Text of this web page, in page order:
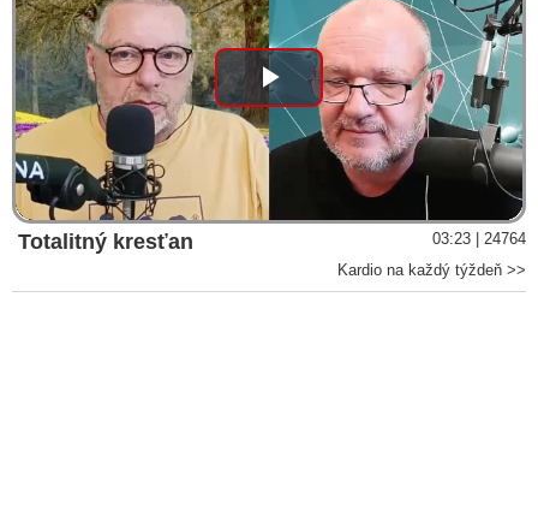
Play
Video
Totalitný kresťan
03:23 | 24764
Kardio na každý týždeň >>